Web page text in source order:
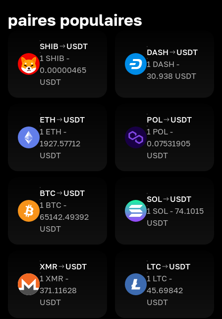
paires populaires
SHIB
USDT
1 SHIB -
0.00000465
USDT
DASH
USDT
1 DASH -
30.938 USDT
ETH
USDT
1 ETH -
1927.57712
USDT
POL
USDT
1 POL -
0.07531905
USDT
BTC
USDT
1 BTC -
65142.49392
USDT
SOL
USDT
1 SOL - 74.1015
USDT
XMR
USDT
1 XMR -
371.11628
USDT
LTC
USDT
1 LTC -
45.69842
USDT